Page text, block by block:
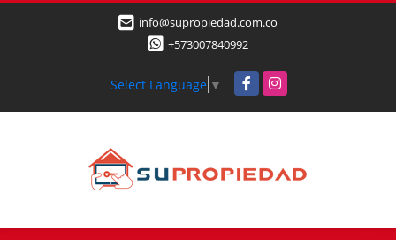
info@supropiedad.com.co
+573007840992
Select Language ▼ FacebookInstagram